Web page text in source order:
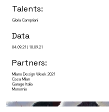
Talents:
Gloria Campriani
Data
04.09.21 | 10.09.21
Partners:
Milano Design Week 2021
Casa Milan
Garage Italia
Monomio